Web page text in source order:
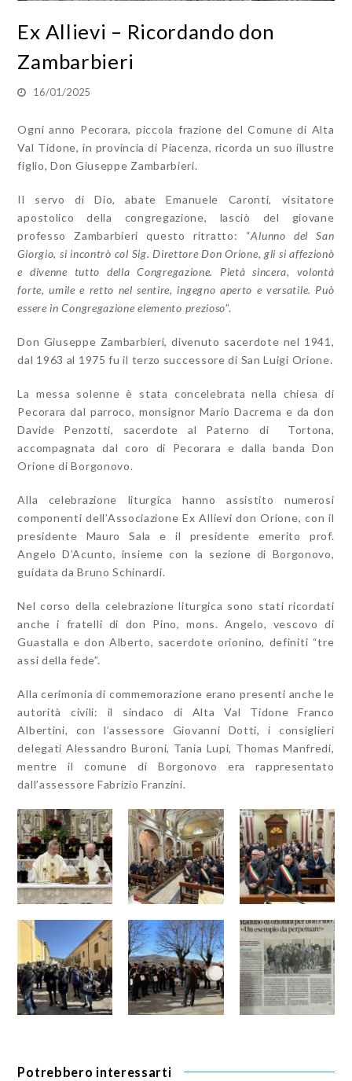
Ex Allievi – Ricordando don
Zambarbieri
16/01/2025
Ogni anno Pecorara, piccola frazione del Comune di Alta
Val Tidone, in provincia di Piacenza, ricorda un suo illustre
figlio, Don Giuseppe Zambarbieri.
Il servo di Dio, abate Emanuele Caronti, visitatore
apostolico della congregazione, lasciò del giovane
professo Zambarbieri questo ritratto: “Alunno del San
Giorgio, si incontrò col Sig. Direttore Don Orione, gli si affezionò
e divenne tutto della Congregazione. Pietà sincera, volontà
forte, umile e retto nel sentire, ingegno aperto e versatile. Può
essere in Congregazione elemento prezioso”.
Don Giuseppe Zambarbieri, divenuto sacerdote nel 1941,
dal 1963 al 1975 fu il terzo successore di San Luigi Orione.
La messa solenne è stata concelebrata nella chiesa di
Pecorara dal parroco, monsignor Mario Dacrema e da don
Davide Penzotti, sacerdote al Paterno di Tortona,
accompagnata dal coro di Pecorara e dalla banda Don
Orione di Borgonovo.
Alla celebrazione liturgica hanno assistito numerosi
componenti dell’Associazione Ex Allievi don Orione, con il
presidente Mauro Sala e il presidente emerito prof.
Angelo D’Acunto, insieme con la sezione di Borgonovo,
guidata da Bruno Schinardi.
Nel corso della celebrazione liturgica sono stati ricordati
anche i fratelli di don Pino, mons. Angelo, vescovo di
Guastalla e don Alberto, sacerdote orionino, definiti “tre
assi della fede”.
Alla cerimonia di commemorazione erano presenti anche le
autorità civili: il sindaco di Alta Val Tidone Franco
Albertini, con l’assessore Giovanni Dotti, i consiglieri
delegati Alessandro Buroni, Tania Lupi, Thomas Manfredi,
mentre il comune di Borgonovo era rappresentato
dall’assessore Fabrizio Franzini.
Potrebbero interessarti